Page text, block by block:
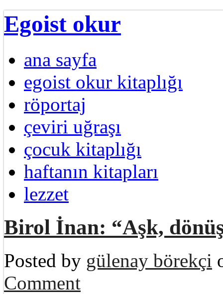
Egoist okur
ana sayfa
egoist okur kitaplığı
röportaj
çeviri uğraşı
çocuk kitaplığı
haftanın kitapları
lezzet
Birol İnan: “Aşk,
Posted by gülenay börekçi
Comment